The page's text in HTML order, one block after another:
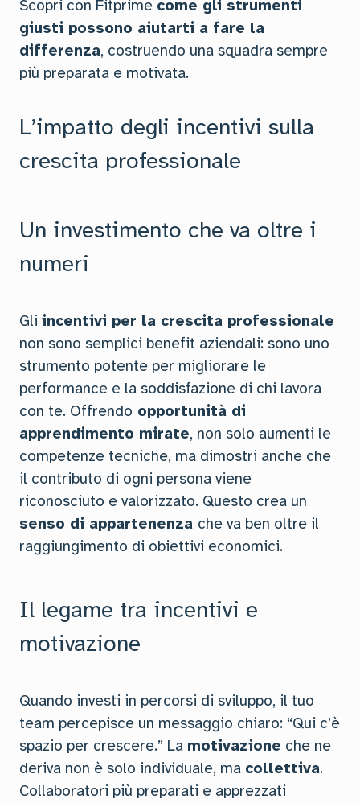
Scopri con Fitprime come gli strumenti
giusti possono aiutarti a fare la
differenza, costruendo una squadra sempre
più preparata e motivata.
L’impatto degli incentivi sulla
crescita professionale
Un investimento che va oltre i
numeri
Gli incentivi per la crescita professionale
non sono semplici benefit aziendali: sono uno
strumento potente per migliorare le
performance e la soddisfazione di chi lavora
con te. Offrendo opportunità di
apprendimento mirate, non solo aumenti le
competenze tecniche, ma dimostri anche che
il contributo di ogni persona viene
riconosciuto e valorizzato. Questo crea un
senso di appartenenza che va ben oltre il
raggiungimento di obiettivi economici.
Il legame tra incentivi e
motivazione
Quando investi in percorsi di sviluppo, il tuo
team percepisce un messaggio chiaro: “Qui c’è
spazio per crescere.” La motivazione che ne
deriva non è solo individuale, ma collettiva.
Collaboratori più preparati e apprezzati